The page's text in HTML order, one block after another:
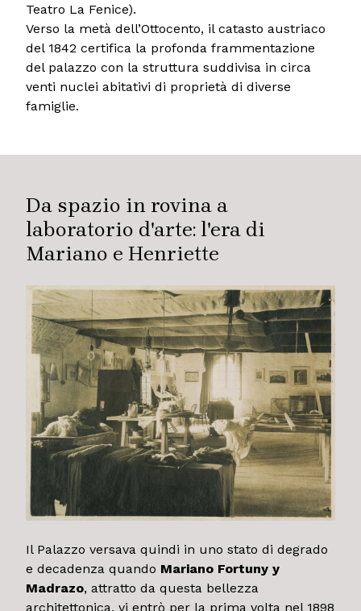
Teatro La Fenice).
Verso la metà dell’Ottocento, il catasto austriaco
del 1842 certifica la profonda frammentazione
del palazzo con la struttura suddivisa in circa
venti nuclei abitativi di proprietà di diverse
famiglie.
Da spazio in rovina a
laboratorio d'arte: l'era di
Mariano e Henriette
Il Palazzo versava quindi in uno stato di degrado
e decadenza quando Mariano Fortuny y
Madrazo, attratto da questa bellezza
architettonica, vi entrò per la prima volta nel 1898